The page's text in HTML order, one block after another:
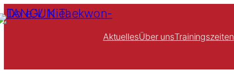
Zum
Inhalt
AktuellesÜber unsTrainingszeiten